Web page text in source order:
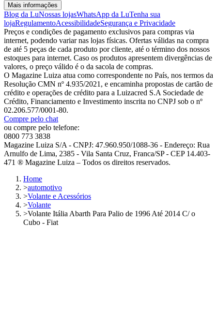
Mais informações
Blog da LuNossas lojasWhatsApp da LuTenha sua
lojaRegulamentoAcessibilidadeSegurança e Privacidade
Preços e condições de pagamento exclusivos para compras via
internet, podendo variar nas lojas físicas. Ofertas válidas na compra
de até 5 peças de cada produto por cliente, até o término dos nossos
estoques para internet. Caso os produtos apresentem divergências de
valores, o preço válido é o da sacola de compras.
O Magazine Luiza atua como correspondente no País, nos termos da
Resolução CMN nº 4.935/2021, e encaminha propostas de cartão de
crédito e operações de crédito para a Luizacred S.A Sociedade de
Crédito, Financiamento e Investimento inscrita no CNPJ sob o nº
02.206.577/0001-80.
Compre pelo chat
ou compre pelo telefone:
0800 773 3838
Magazine Luiza S/A - CNPJ: 47.960.950/1088-36 - Endereço: Rua
Arnulfo de Lima, 2385 - Vila Santa Cruz, Franca/SP - CEP 14.403-
471 ® Magazine Luiza – Todos os direitos reservados.
Home
>automotivo
>Volante e Acessórios
>Volante
>Volante Itália Abarth Para Palio de 1996 Até 2014 C/ o
Cubo - Fiat